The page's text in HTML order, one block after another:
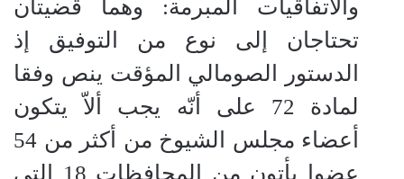
والاتفاقيات المبرمة: وهما قضيتان
تحتاجان إلى نوع من التوفيق إذ
الدستور الصومالي المؤقت ينص وفقا
لمادة 72 على أنّه يجب ألاّ يتكون
أعضاء مجلس الشيوخ من أكثر من 54
عضوا يأتون من المحافظات 18 التي